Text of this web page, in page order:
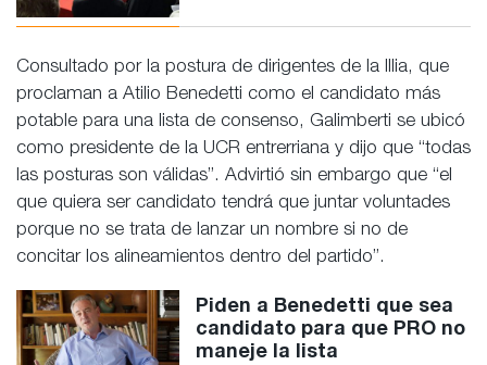
Consultado por la postura de dirigentes de la Illia, que
proclaman a Atilio Benedetti como el candidato más
potable para una lista de consenso, Galimberti se ubicó
como presidente de la UCR entrerriana y dijo que “todas
las posturas son válidas”. Advirtió sin embargo que “el
que quiera ser candidato tendrá que juntar voluntades
porque no se trata de lanzar un nombre si no de
concitar los alineamientos dentro del partido”.
Piden a Benedetti que sea
candidato para que PRO no
maneje la lista